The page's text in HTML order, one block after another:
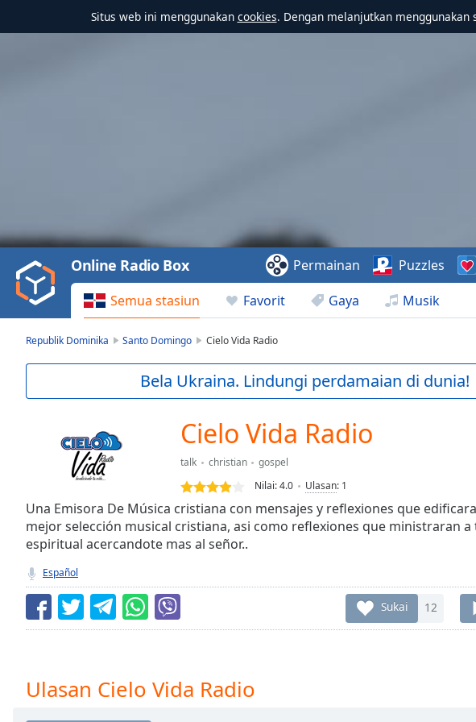
Situs web ini menggunakan cookies. Dengan melanjutkan
Play
Video
Play
Backward
Skip
Current
TypeLIVE
Seek to
live,
currently
LIVE
Remaining
Playback
Rate
Semua stasiun Favorit Gaya Musik
Online Radio Box Permainan Puzzles
Republik Dominika Santo Domingo Cielo Vida Radio
Bela Ukraina. Lindungi perdamaian di dunia!
Cielo Vida Radio
talk christian
gospel
Nilai:4.0 Ulasan: 1
Una Emisora De Música cristiana con mensajes y reflexiones que
mejor selección musical cristiana, asi como reflexiones que ministraran a
espiritual acercandote mas al señor..
Español
Sukai 12
Ulasan Cielo Vida Radio